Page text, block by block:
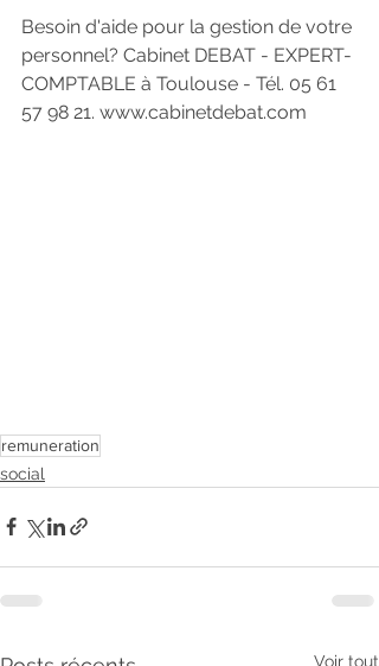
Besoin d'aide pour la gestion de votre
personnel? Cabinet DEBAT - EXPERT-
COMPTABLE à Toulouse - Tél. 05 61
57 98 21. www.cabinetdebat.com
remuneration
social
Voir tout